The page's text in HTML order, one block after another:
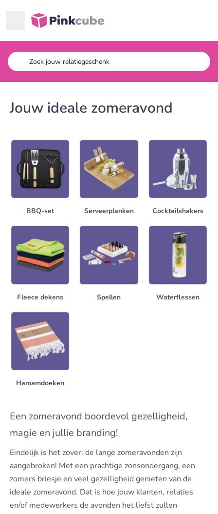
Pinkcube
Jouw ideale zomeravond
BBQ-set Serveerplanken Cocktailshakers
Fleece dekens Spellen Waterflessen
Hamamdoeken
Een zomeravond boordevol gezelligheid,
magie en jullie branding!
Eindelijk is het zover: de lange zomeravonden zijn
aangebroken! Met een prachtige zonsondergang, een
zomers briesje en veel gezelligheid genieten van de
ideale zomeravond. Dat is hoe jouw klanten, relaties
en/of medewerkers de avonden het liefst zullen